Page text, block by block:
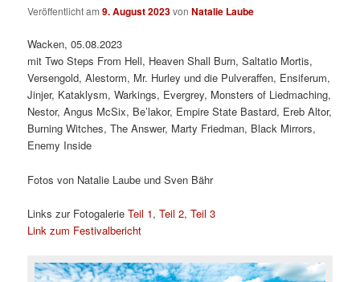
Veröffentlicht am9. August 2023vonNatalie Laube
Wacken, 05.08.2023
mit Two Steps From Hell, Heaven Shall Burn, Saltatio Mortis,
Versengold, Alestorm, Mr. Hurley und die Pulveraffen, Ensiferum,
Jinjer, Kataklysm, Warkings, Evergrey, Monsters of Liedmaching,
Nestor, Angus McSix, Be’lakor, Empire State Bastard, Ereb Altor,
Burning Witches, The Answer, Marty Friedman, Black Mirrors,
Enemy Inside
Fotos von Natalie Laube und Sven Bähr
Links zur FotogalerieTeil 1,Teil 2,Teil 3
Link zum Festivalbericht